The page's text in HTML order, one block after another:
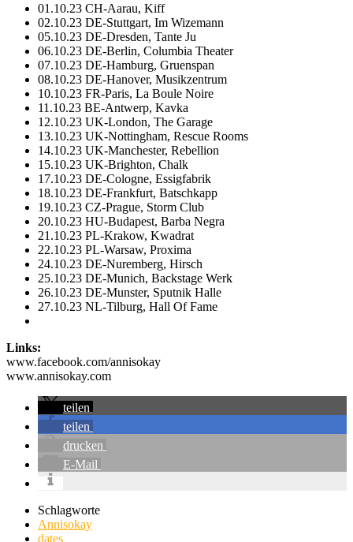
01.10.23 CH-Aarau, Kiff
02.10.23 DE-Stuttgart, Im Wizemann
05.10.23 DE-Dresden, Tante Ju
06.10.23 DE-Berlin, Columbia Theater
07.10.23 DE-Hamburg, Gruenspan
08.10.23 DE-Hanover, Musikzentrum
10.10.23 FR-Paris, La Boule Noire
11.10.23 BE-Antwerp, Kavka
12.10.23 UK-London, The Garage
13.10.23 UK-Nottingham, Rescue Rooms
14.10.23 UK-Manchester, Rebellion
15.10.23 UK-Brighton, Chalk
17.10.23 DE-Cologne, Essigfabrik
18.10.23 DE-Frankfurt, Batschkapp
19.10.23 CZ-Prague, Storm Club
20.10.23 HU-Budapest, Barba Negra
21.10.23 PL-Krakow, Kwadrat
22.10.23 PL-Warsaw, Proxima
24.10.23 DE-Nuremberg, Hirsch
25.10.23 DE-Munich, Backstage Werk
26.10.23 DE-Munster, Sputnik Halle
27.10.23 NL-Tilburg, Hall Of Fame
Links:
www.facebook.com/annisokay
www.annisokay.com
teilen
teilen
drucken
E-Mail
Schlagworte
Annisokay
dates